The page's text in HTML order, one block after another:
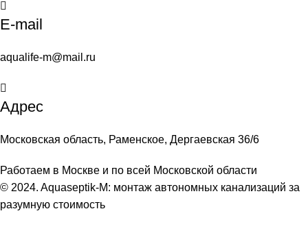
E-mail
aqualife-m@mail.ru
Адрес
Московская область, Раменское, Дергаевская 36/6
Работаем в Москве и по всей Московской области
© 2024. Aquaseptik-M: монтаж автономных канализаций за
разумную стоимость